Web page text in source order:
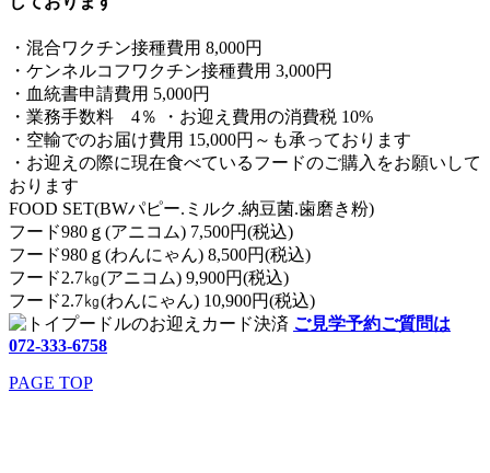
・混合ワクチン接種費用 8,000円
・ケンネルコフワクチン接種費用 3,000円
・血統書申請費用 5,000円
・業務手数料 4％ ・お迎え費用の消費税 10%
・空輸でのお届け費用 15,000円～も承っております
・お迎えの際に現在食べているフードのご購入をお願いして
おります
FOOD SET(BWパピー.ミルク.納豆菌.歯磨き粉)
フード980ｇ(アニコム) 7,500円(税込)
フード980ｇ(わんにゃん) 8,500円(税込)
フード2.7㎏(アニコム) 9,900円(税込)
フード2.7㎏(わんにゃん) 10,900円(税込)
ご見学予約ご質問は
072-333-6758
PAGE TOP